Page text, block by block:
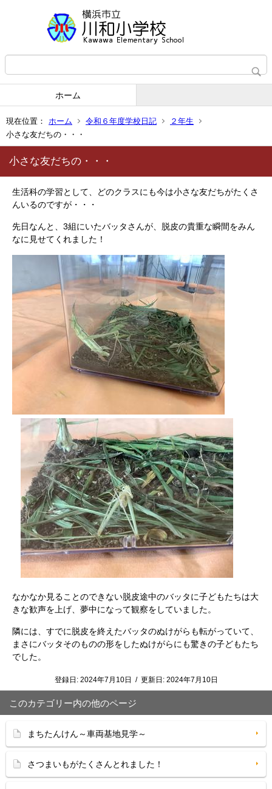
ホーム
現在位置： ホーム 令和６年度学校日記
２年生
小さな友だちの・・・
小さな友だちの・・・
生活科の学習として、どのクラスにも今は小さな友だちがたくさ
んいるのですが・・・
先日なんと、3組にいたバッタさんが、脱皮の貴重な瞬間をみん
なに見せてくれました！
なかなか見ることのできない脱皮途中のバッタに子どもたちは大
きな歓声を上げ、夢中になって観察をしていました。
隣には、すでに脱皮を終えたバッタのぬけがらも転がっていて、
まさにバッタそのものの形をしたぬけがらにも驚きの子どもたち
でした。
登録日: 2024年7月10日 / 更新日: 2024年7月10日
このカテゴリー内の他のページ
まちたんけん～車両基地見学～
さつまいもがたくさんとれました！